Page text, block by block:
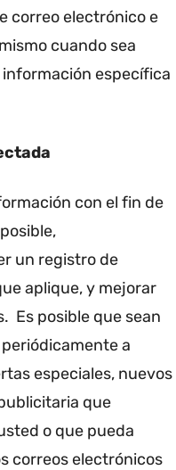
correo electrónico e
cuando sea
específica
con el fin de
un registro de
aplique, y mejorar
Es posible que sean
a
especiales, nuevos
que
o que pueda
correos electrónicos